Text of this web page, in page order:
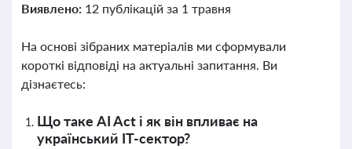
Виявлено: 12 публікацій за 1 травня
На основі зібраних матеріалів ми сформували
короткі відповіді на актуальні запитання. Ви
дізнаєтесь:
Що таке AI Act і як він впливає на
український IT-сектор?